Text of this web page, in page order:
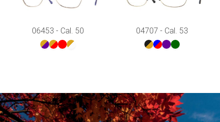
06453 - Cal. 50 04707 - Cal. 53